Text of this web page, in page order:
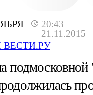
20:43
21.11.2015
ВЕСТИ.РУ
подмосковной